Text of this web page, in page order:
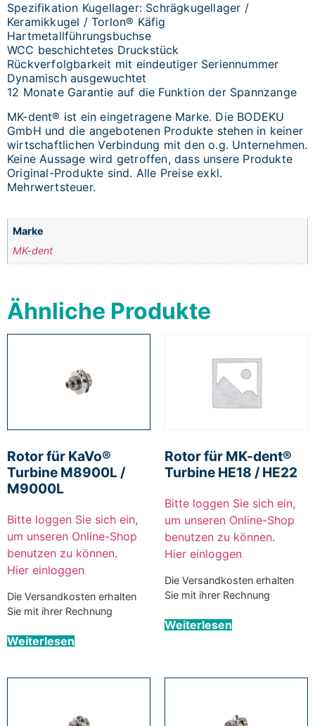
Spezifikation Kugellager: Schrägkugellager /
Keramikkugel / Torlon® Käfig
Hartmetallführungsbuchse
WCC beschichtetes Druckstück
Rückverfolgbarkeit mit eindeutiger Seriennummer
Dynamisch ausgewuchtet
12 Monate Garantie auf die Funktion der Spannzange
MK-dent® ist ein eingetragene Marke. Die BODEKU
GmbH und die angebotenen Produkte stehen in keiner
wirtschaftlichen Verbindung mit den o.g. Unternehmen.
Keine Aussage wird getroffen, dass unsere Produkte
Original-Produkte sind. Alle Preise exkl.
Mehrwertsteuer.
Marke
MK-dent
Ähnliche Produkte
Rotor für KaVo®
Turbine M8900L /
M9000L
Bitte loggen Sie sich ein,
um unseren Online-Shop
benutzen zu können.
Hier einloggen
Die Versandkosten erhalten
Sie mit ihrer Rechnung
Weiterlesen
Rotor für MK-dent®
Turbine HE18 / HE22
Bitte loggen Sie sich ein,
um unseren Online-Shop
benutzen zu können.
Hier einloggen
Die Versandkosten erhalten
Sie mit ihrer Rechnung
Weiterlesen